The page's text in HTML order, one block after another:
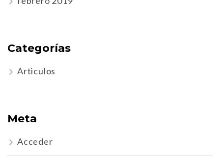
Categorías
Articulos
Meta
Acceder